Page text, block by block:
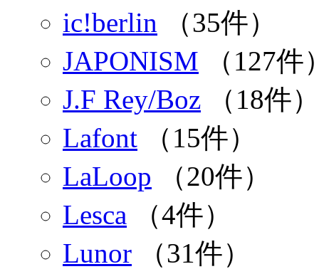
ic!berlin （35件）
JAPONISM （127件
J.F Rey/Boz （18件）
Lafont （15件）
LaLoop （20件）
Lesca （4件）
Lunor （31件）